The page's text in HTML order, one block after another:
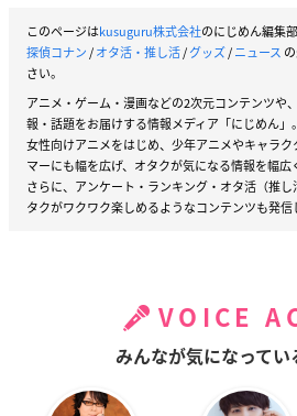
このページはkusuguru株式会社のにじめん編集
探偵コナン/オタ活・推し活/グッズ/ニュース
さい。
アニメ・ゲーム・漫画などの2次元コンテンツや
報・話題をお届けする情報メディア「にじめん」。
女性向けアニメをはじめ、少年アニメやキャラ
マーにも幅を広げ、オタクが気になる情報を幅広
さらに、アンケート・ランキング・オタ活（推
タクがワクワク楽しめるようなコンテンツも発信
VOICE
みんなが気になってい